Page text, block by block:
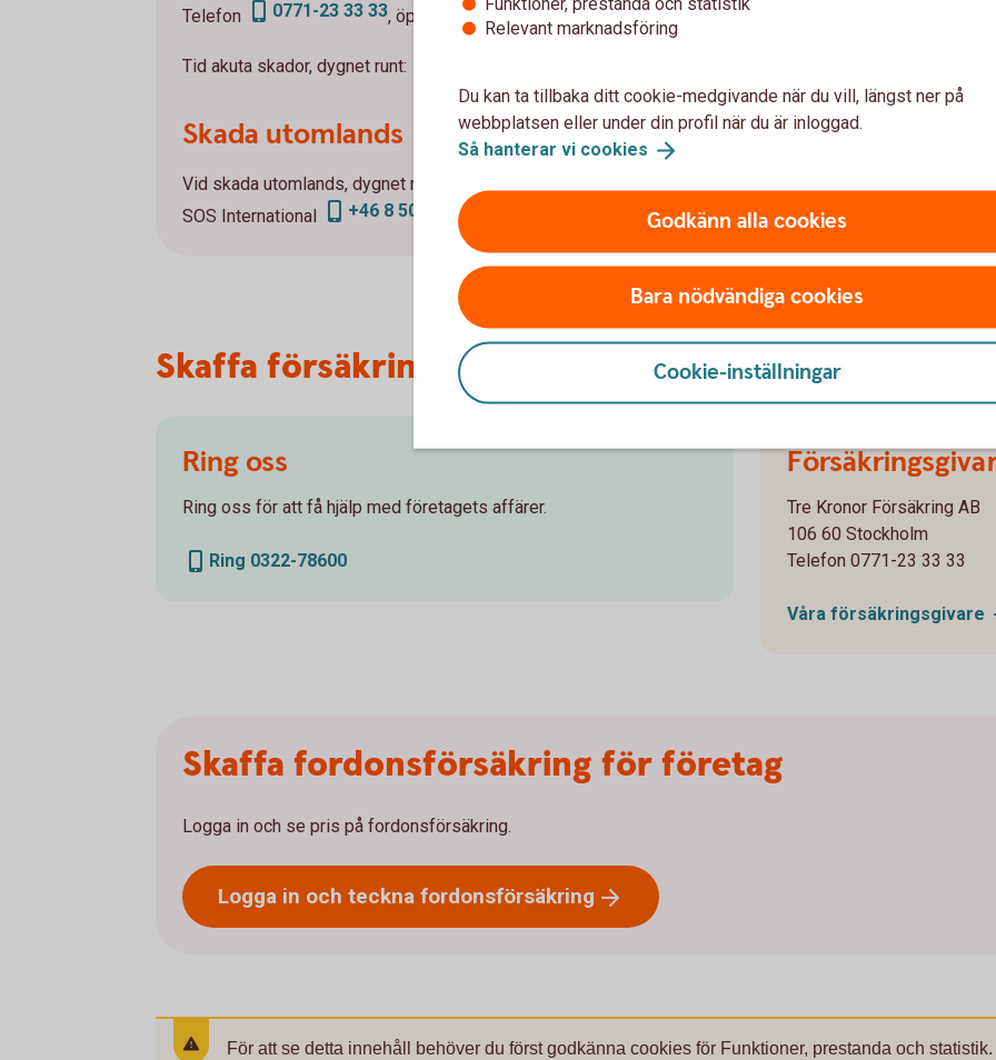
Telefon 0771-23 33 33, öppet vardagar 09-17.
Tid akuta skador, dygnet runt:
Skada utomlands
Vid skada utomlands, dygnet runt:
SOS International
+46 8 50 51 40 08
Skaffa försäkring
Ring oss
Ring oss för att få hjälp med företagets affärer.
Ring 0322-78600
Tre Kronor Försäkring AB
106 60 Stockholm
Telefon 0771-23 33 33
Våra försäkringsgivare
Skaffa fordonsförsäkring för företag
Logga in och se pris på fordonsförsäkring.
Logga in och teckna fordonsförsäkring
För att se detta innehåll behöver du först godkänna cookies för Funktioner, prestanda och statistik.
Relevant marknadsföring
Du kan ta tillbaka ditt cookie-medgivande när du vill, längst ner på
webbplatsen eller under din profil när du är inloggad.
Så hanterar vi cookies
Godkänn alla cookies
Bara nödvändiga cookies
Cookie-inställningar